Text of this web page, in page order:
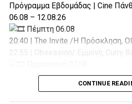
Γιατί η αλληλεγγύη στην Τοπική
αμφίδρομη:ο Δήμος Αγίας
δέχεται βοήθεια, αλλά γνωρίζει
ανταποδίδει έμπρακτα, με
πάντοτε τον πολίτη.
Πρόγραμμα Εβδομάδας | Cine
06.08 – 12.08.26
Πέμπτη 06.08
20:40 | The Invite /Η Πρόσκληση,
22:55 | Obsession/ Εμμονή, Curry
20:40 | The Invite /Η Πρόσκληση,
22:55 | Obsession/ Εμμονή, Curry
CONTINUE